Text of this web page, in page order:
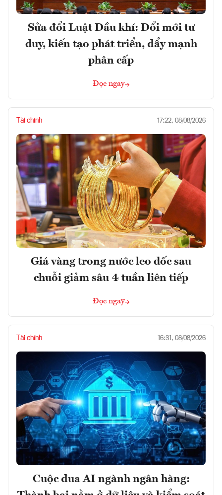
Sửa đổi Luật Dầu khí: Đổi mới tư
duy, kiến tạo phát triển, đẩy mạnh
phân cấp
Đọc ngay
Tài chính 17:22, 08/08/2026
Giá vàng trong nước leo dốc sau
chuỗi giảm sâu 4 tuần liên tiếp
Đọc ngay
Tài chính 16:31, 08/08/2026
Cuộc đua AI ngành ngân hàng: